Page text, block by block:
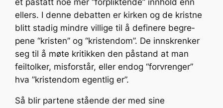
ellers. I denne debatten er kirken og de kristne
blitt stadig mindre villige til å definere begre­
pene “kristen” og “kristendom”. De innskrenker
seg til å møte kritikken den påstand at man
feiltolker, misforstår, eller endog “forvrenger”
hva ”kristendom egentlig er”.
Så blir partene stående der med sine